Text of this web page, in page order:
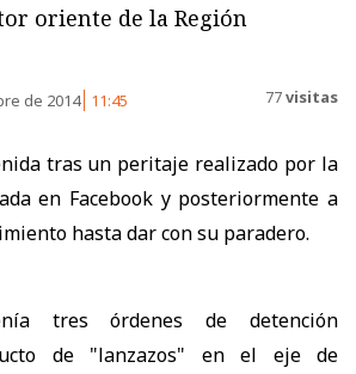
oriente de la Región
de 2014 11:45 77visitas
tras un peritaje realizado por la
en Facebook y posteriormente a
hasta dar con su paradero.
tres órdenes de detención
de "lanzazos" en el eje de